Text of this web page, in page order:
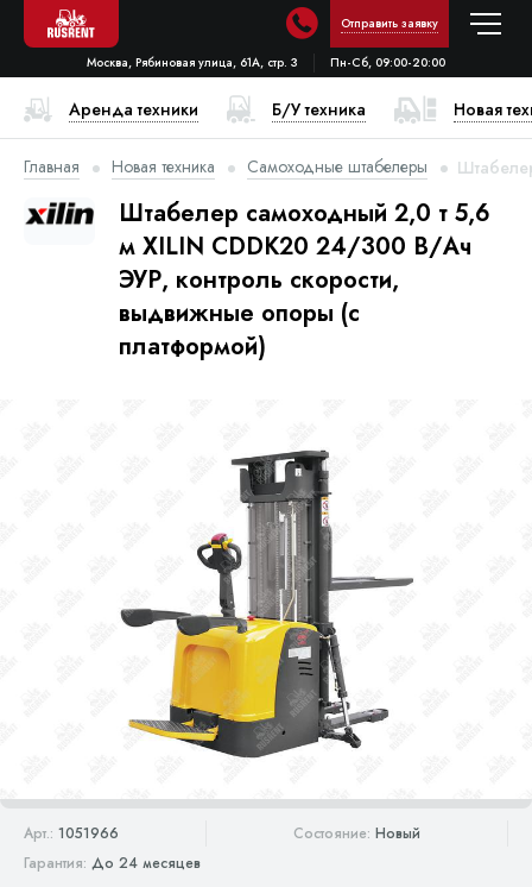
Отправить заявку
Москва, Рябиновая улица, 61А, стр. 3 Пн-Сб, 09:00-20:00
Аренда техники Б/У техника Новая
Главная Новая техника Самоходные штабелеры
Штабелер самоходный 2,0 т 5,6
м XILIN CDDK20 24/300 В/Ач
ЭУР, контроль скорости,
выдвижные опоры (с
платформой)
Арт.: 1051966 Состояние: Новый
Гарантия: До 24 месяцев